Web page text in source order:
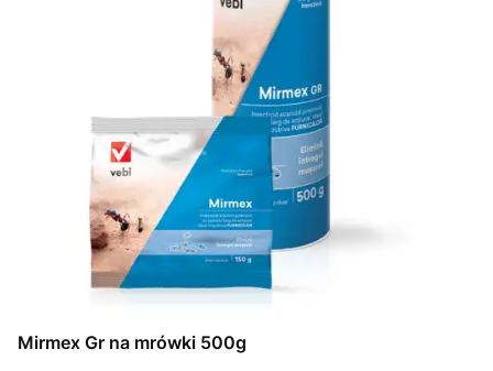
Mirmex Gr na mrówki 500g